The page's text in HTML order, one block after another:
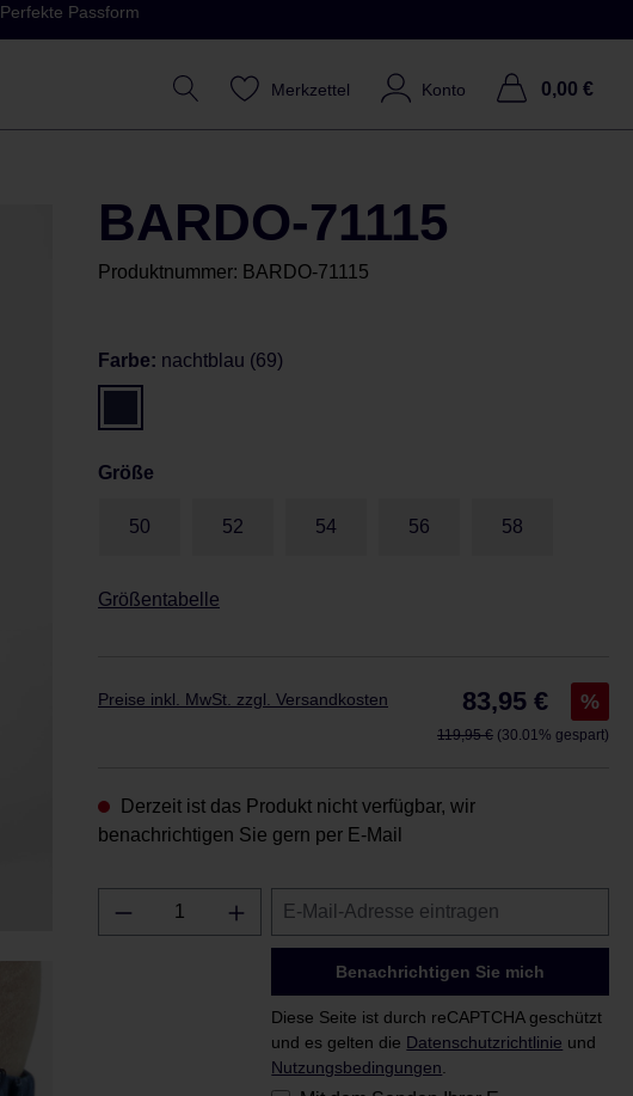
Perfekte Passform
Merkzettel Konto 0,00 €
BARDO-71115
Produktnummer: BARDO-71115
Farbe: nachtblau (69)
Größe
50 52 54 56 58
Größentabelle
Preise inkl. MwSt. zzgl. Versandkosten Verkaufspreis:
83,95 € %
Regulärer Preis:
119,95 € (30.01% gespart)
Derzeit ist das Produkt nicht verfügbar, wir
benachrichtigen Sie gern per E-Mail
Benachrichtigen Sie mich
Diese Seite ist durch reCAPTCHA geschützt
und es gelten die Datenschutzrichtlinie und
Nutzungsbedingungen